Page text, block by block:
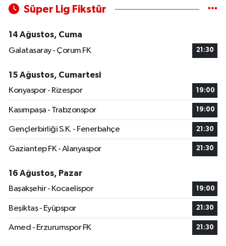
Süper Lig Fikstür
14 Ağustos, Cuma
Galatasaray - Çorum FK
21:30
15 Ağustos, Cumartesi
Konyaspor - Rizespor
19:00
Kasımpaşa - Trabzonspor 19:00
Gençlerbirliği S.K. - Fenerbahçe 21:30
Gaziantep FK - Alanyaspor 21:30
16 Ağustos, Pazar
Başakşehir - Kocaelispor
19:00
Beşiktaş - Eyüpspor 21:30
Amed - Erzurumspor FK 21:30